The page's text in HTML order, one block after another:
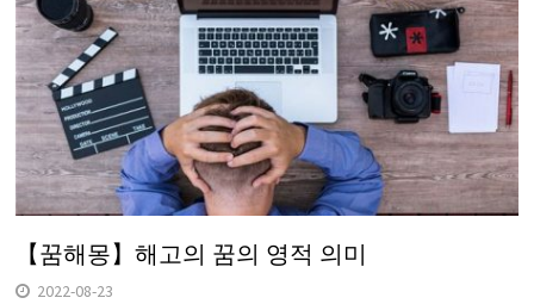
【꿈해몽】해고의 꿈의 영적 의미
2022-08-23